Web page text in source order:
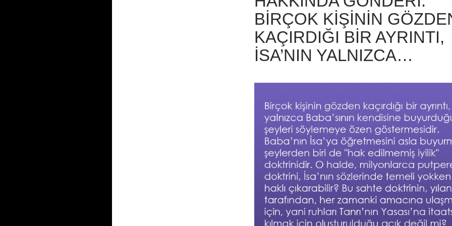
BIRÇOK KIŞININ
KAÇIRDIĞI BIR AYRINTI,
İSA’NIN YALNIZCA…